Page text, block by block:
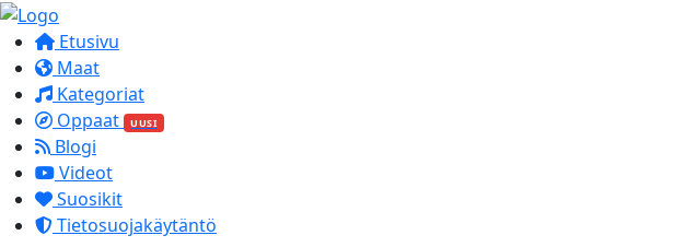
Etusivu
Maat
Kategoriat
Oppaat
UUSI
Blogi
Videot
Suosikit
Tietosuojakäytäntö